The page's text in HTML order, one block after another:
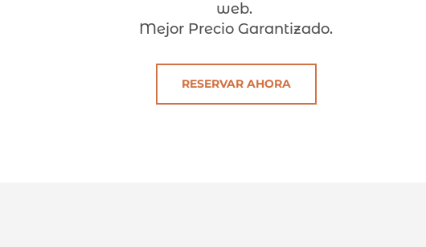
web.
Mejor Precio Garantizado.
RESERVAR AHORA